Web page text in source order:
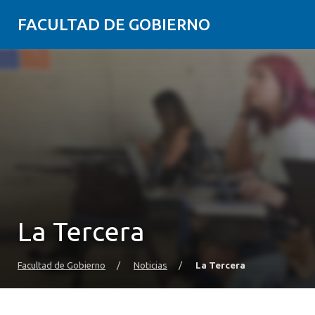
FACULTAD DE GOBIERNO
La Tercera
Facultad de Gobierno / Noticias / La Tercera